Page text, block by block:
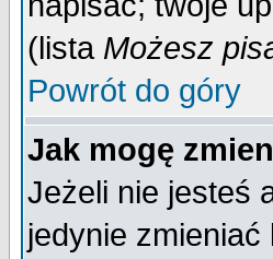
(lista Możesz
Powrót do góry
Jak mogę
Jeżeli nie jesteś
jedynie zmieniać